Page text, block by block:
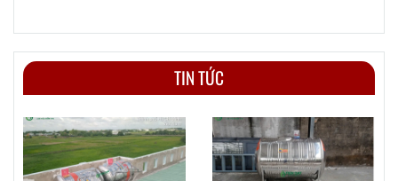
TIN TỨC